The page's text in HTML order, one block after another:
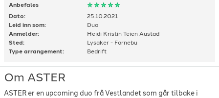
Anbefales
Dato:
25.10.2021
Leid inn som:
Duo
Anmelder:
Heidi Kristin Teien Austad
Sted:
Lysaker - Fornebu
Type arrangement:
Bedrift
Om ASTER
ASTER er en upcoming duo frå Vestlandet som går tilbake i